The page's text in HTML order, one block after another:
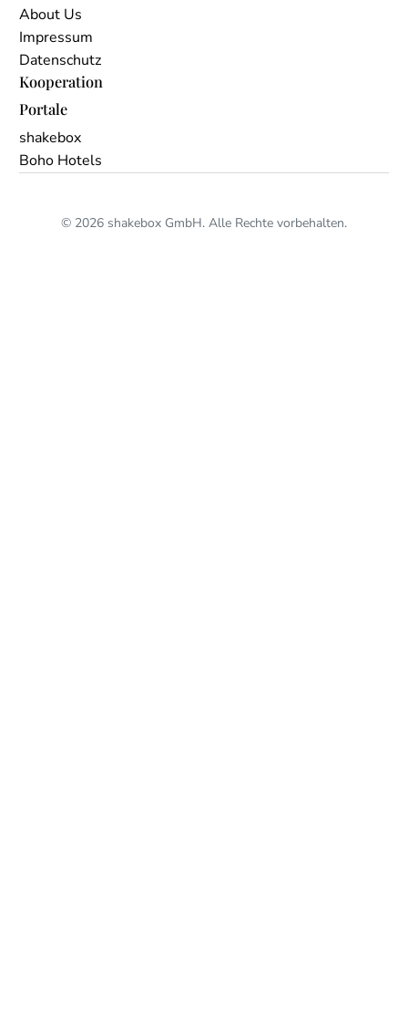
About Us
Impressum
Datenschutz
Kooperation
Portale
shakebox
Boho Hotels
© 2026 shakebox GmbH. Alle Rechte vorbehalten.